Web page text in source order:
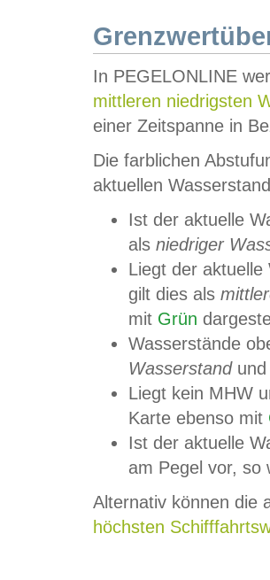
In PEGELONLINE
mittleren niedrigsten
einer Zeitspanne in
Die farblichen
aktuellen
Ist der aktuelle
als niedriger
Liegt der
gilt dies als
mit Grün
Wasserstände
Wasserstandund
Liegt kein MHW
Karte ebenso mit
Ist der aktuelle
am Pegel vor,
Alternativ können die
höchsten